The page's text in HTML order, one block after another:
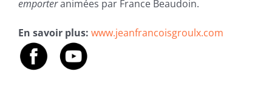
emporteranimées par France Beaudoin.
En savoir plus: www.jeanfrancoisgroulx.com